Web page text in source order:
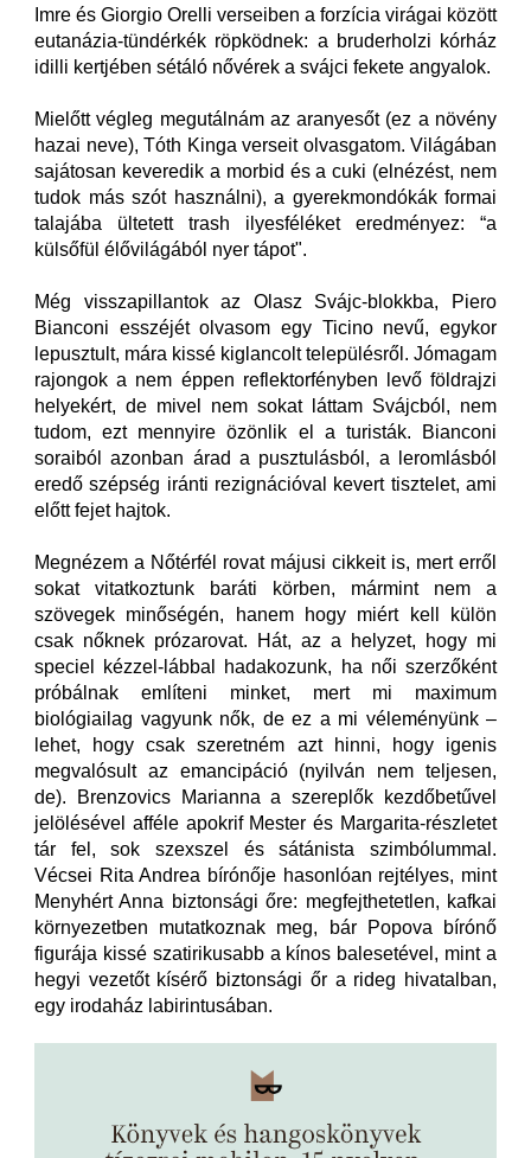
Imre és Giorgio Orelli verseiben a forzícia virágai között
eutanázia-tündérkék röpködnek: a bruderholzi kórház
idilli kertjében sétáló nővérek a svájci fekete angyalok.
Mielőtt végleg megutálnám az aranyesőt (ez a növény
hazai neve), Tóth Kinga verseit olvasgatom. Világában
sajátosan keveredik a morbid és a cuki (elnézést, nem
tudok más szót használni), a gyerekmondókák formai
talajába ültetett trash ilyesféléket eredményez: “a
külsőfül élővilágából nyer tápot".
Még visszapillantok az Olasz Svájc-blokkba, Piero
Bianconi esszéjét olvasom egy Ticino nevű, egykor
lepusztult, mára kissé kiglancolt településről. Jómagam
rajongok a nem éppen reflektorfényben levő földrajzi
helyekért, de mivel nem sokat láttam Svájcból, nem
tudom, ezt mennyire özönlik el a turisták. Bianconi
soraiból azonban árad a pusztulásból, a leromlásból
eredő szépség iránti rezignációval kevert tisztelet, ami
előtt fejet hajtok.
Megnézem a Nőtérfél rovat májusi cikkeit is, mert erről
sokat vitatkoztunk baráti körben, mármint nem a
szövegek minőségén, hanem hogy miért kell külön
csak nőknek prózarovat. Hát, az a helyzet, hogy mi
speciel kézzel-lábbal hadakozunk, ha női szerzőként
próbálnak említeni minket, mert mi maximum
biológiailag vagyunk nők, de ez a mi véleményünk –
lehet, hogy csak szeretném azt hinni, hogy igenis
megvalósult az emancipáció (nyilván nem teljesen,
de). Brenzovics Marianna a szereplők kezdőbetűvel
jelölésével afféle apokrif Mester és Margarita-részletet
tár fel, sok szexszel és sátánista szimbólummal.
Vécsei Rita Andrea bírónője hasonlóan rejtélyes, mint
Menyhért Anna biztonsági őre: megfejthetetlen, kafkai
környezetben mutatkoznak meg, bár Popova bírónő
figurája kissé szatirikusabb a kínos balesetével, mint a
hegyi vezetőt kísérő biztonsági őr a rideg hivatalban,
egy irodaház labirintusában.